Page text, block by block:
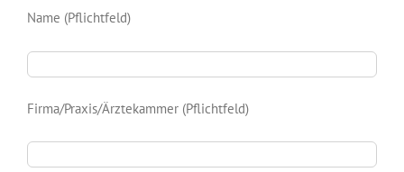
Name (Pflichtfeld)
Firma/Praxis/Ärztekammer (Pflichtfeld)